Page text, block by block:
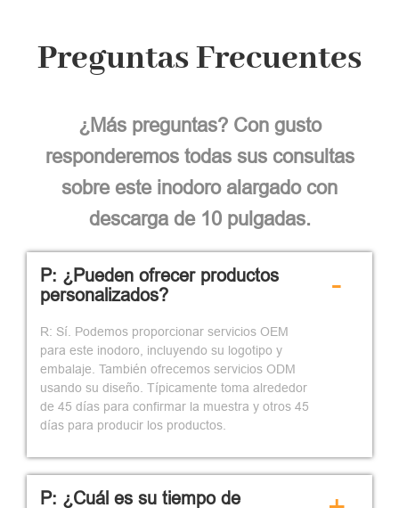
Preguntas Frecuentes
¿Más preguntas? Con gusto
responderemos todas sus consultas
sobre este inodoro alargado con
descarga de 10 pulgadas.
P: ¿Pueden ofrecer productos
personalizados?
R: Sí. Podemos proporcionar servicios OEM
para este inodoro, incluyendo su logotipo y
embalaje. También ofrecemos servicios ODM
usando su diseño. Típicamente toma alrededor
de 45 días para confirmar la muestra y otros 45
días para producir los productos.
-
P: ¿Cuál es su tiempo de